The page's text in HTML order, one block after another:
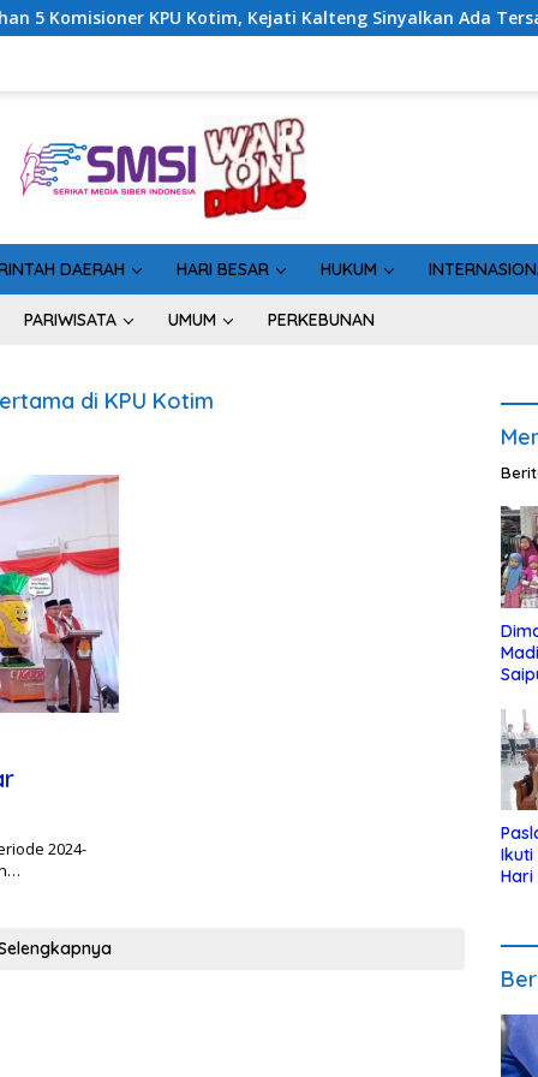
KPU Kotim, Kejati Kalteng Sinyalkan Ada Tersangka
DAERAH HARI BESAR HUKUM
PARIWISATA UMUM PERKEBUNAN
di KPU Kotim
2024-
Ikuti
Hari